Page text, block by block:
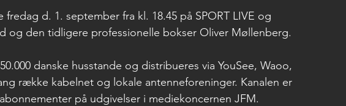
d. 1. september fra kl. 18.45 på SPORT LIVE og
og den tidligere professionelle bokser Oliver Møllenberg.
danske husstande og distribueres via YouSee, Waoo,
række kabelnet og lokale antenneforeninger. Kanalen er
på udgivelser i mediekoncernen JFM.